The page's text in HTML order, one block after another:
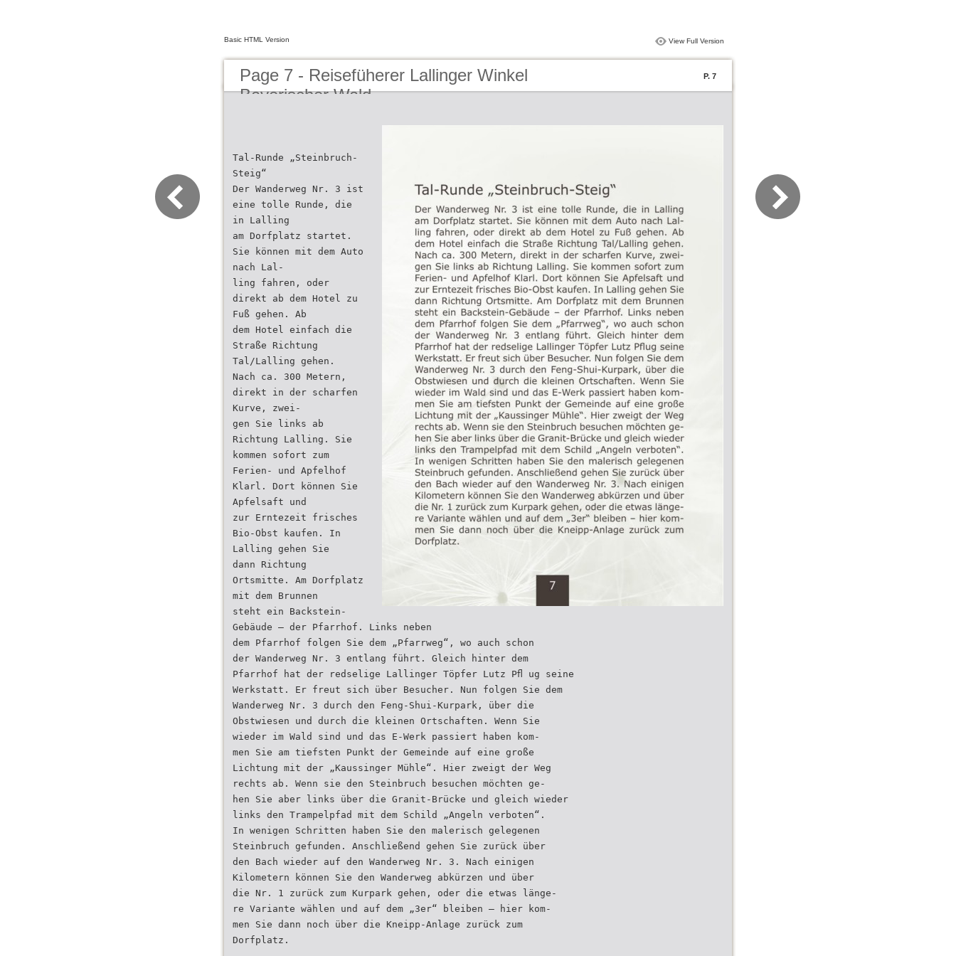
Basic HTML Version View Full Version
Page 7 - Reisefüherer Lallinger Winkel
Bayerischer Wald
P. 7
Tal-Runde „Steinbruch-
Steig“
Der Wanderweg Nr. 3 ist
eine tolle Runde, die
in Lalling
am Dorfplatz startet.
Sie können mit dem Auto
nach Lal-
ling fahren, oder
direkt ab dem Hotel zu
Fuß gehen. Ab
dem Hotel einfach die
Straße Richtung
Tal/Lalling gehen.
Nach ca. 300 Metern,
direkt in der scharfen
Kurve, zwei-
gen Sie links ab
Richtung Lalling. Sie
kommen sofort zum
Ferien- und Apfelhof
Klarl. Dort können Sie
Apfelsaft und
zur Erntezeit frisches
Bio-Obst kaufen. In
Lalling gehen Sie
dann Richtung
Ortsmitte. Am Dorfplatz
mit dem Brunnen
steht ein Backstein-
Gebäude – der Pfarrhof. Links neben
dem Pfarrhof folgen Sie dem „Pfarrweg“, wo auch schon
der Wanderweg Nr. 3 entlang führt. Gleich hinter dem
Pfarrhof hat der redselige Lallinger Töpfer Lutz Pﬂ ug seine
Werkstatt. Er freut sich über Besucher. Nun folgen Sie dem
Wanderweg Nr. 3 durch den Feng-Shui-Kurpark, über die
Obstwiesen und durch die kleinen Ortschaften. Wenn Sie
wieder im Wald sind und das E-Werk passiert haben kom-
men Sie am tiefsten Punkt der Gemeinde auf eine große
Lichtung mit der „Kaussinger Mühle“. Hier zweigt der Weg
rechts ab. Wenn sie den Steinbruch besuchen möchten ge-
hen Sie aber links über die Granit-Brücke und gleich wieder
links den Trampelpfad mit dem Schild „Angeln verboten“.
In wenigen Schritten haben Sie den malerisch gelegenen
Steinbruch gefunden. Anschließend gehen Sie zurück über
den Bach wieder auf den Wanderweg Nr. 3. Nach einigen
Kilometern können Sie den Wanderweg abkürzen und über
die Nr. 1 zurück zum Kurpark gehen, oder die etwas länge-
re Variante wählen und auf dem „3er“ bleiben – hier kom-
men Sie dann noch über die Kneipp-Anlage zurück zum
Dorfplatz.